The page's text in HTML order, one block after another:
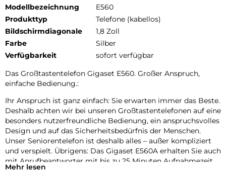
Modellbezeichnung
E560
Produkttyp
Telefone (kabellos)
Bildschirmdiagonale
1,8 Zoll
Farbe
Silber
Verfügbarkeit
sofort verfügbar
Das Großtastentelefon Gigaset E560. Großer Anspruch,
einfache Bedienung.:
Ihr Anspruch ist ganz einfach: Sie erwarten immer das Beste.
Deshalb achten wir bei unseren Großtastentelefonen auf eine
besonders nutzerfreundliche Bedienung, ein anspruchsvolles
Design und auf das Sicherheitsbedürfnis der Menschen.
Unser Seniorentelefon ist deshalb alles – außer kompliziert
und verspielt. Übrigens: Das Gigaset E560A erhalten Sie auch
mit Anrufbeantworter mit bis zu 25 Minuten Aufnahmezeit.
Mehr lesen